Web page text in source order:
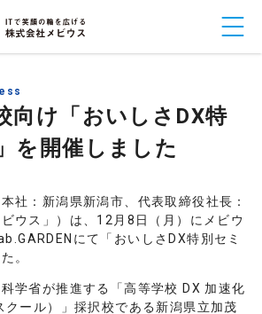
向け「おいしさDX特
を開催しました
社：新潟県新潟市、代表取締役社長：
ウス」）は、12月8日（月）にメビウ
にて「おいしさDX特別セミ
。
学省が推進する「高等学校 DX 加速化
クール）」採択校である新潟県立加茂